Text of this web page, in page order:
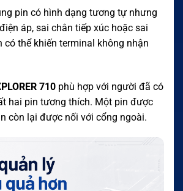
pin có hình dạng tương tự nhưng
áp, sai chân tiếp xúc hoặc sai
có thể khiến terminal không nhận
710 phù hợp với người đã có
hai pin tương thích. Một pin được
còn lại được nối với cổng ngoài.